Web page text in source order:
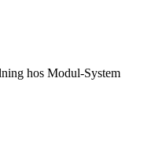
hos Modul-System